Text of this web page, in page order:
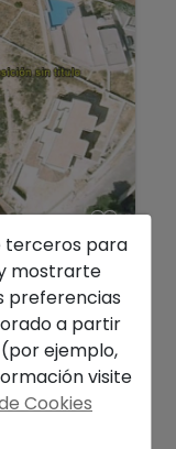
en
19EBI2K
terceros para
mostrarte
preferencias
a partir
ejemplo,
visite
Cookies